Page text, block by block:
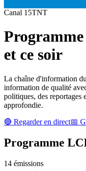
Canal 15TNT
Programme
et ce soir
La chaîne d'information
information de qualité
politiques, des reportages
approfondie.
🔴 Regarder en direct📅
Programme
14 émissions